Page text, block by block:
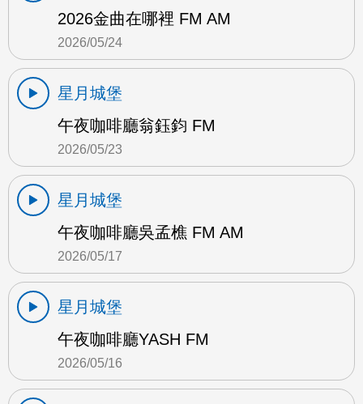
2026金曲在哪裡 FM AM
2026/05/24
星月城堡
午夜咖啡廳翁鈺鈞 FM
2026/05/23
星月城堡
午夜咖啡廳吳孟樵 FM AM
2026/05/17
星月城堡
午夜咖啡廳YASH FM
2026/05/16